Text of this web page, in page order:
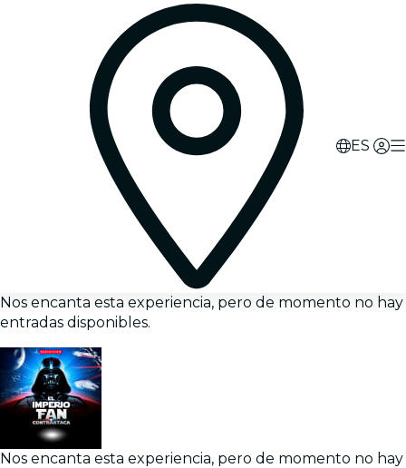
ES
Nos encanta esta experiencia, pero de momento no hay
entradas disponibles.
Nos encanta esta experiencia, pero de momento no hay